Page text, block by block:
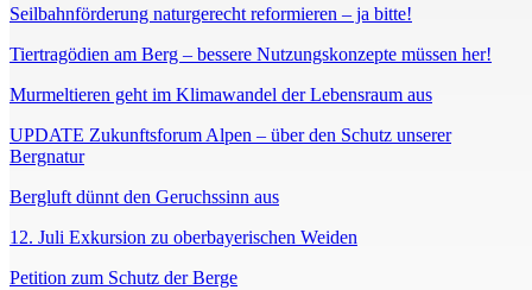
Seilbahnförderung naturgerecht reformieren – ja bitte!
Tiertragödien am Berg – bessere Nutzungskonzepte müssen her!
Murmeltieren geht im Klimawandel der Lebensraum aus
UPDATE Zukunftsforum Alpen – über den Schutz unserer
Bergnatur
Bergluft dünnt den Geruchssinn aus
12. Juli Exkursion zu oberbayerischen Weiden
Petition zum Schutz der Berge